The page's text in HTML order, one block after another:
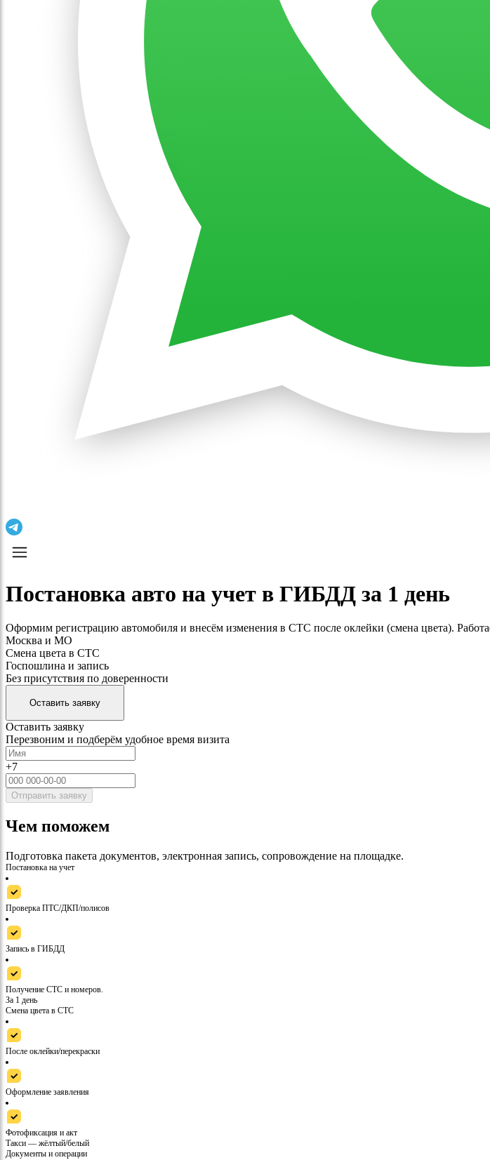
Постановка авто на учет в ГИБДД за 1 день
Оформим регистрацию автомобиля и внесём изменения в СТС после оклейки (смена цвета).
Москва и МО
Смена цвета в СТС
Госпошлина и запись
Без присутствия по доверенности
Оставить заявку
Оставить заявку
Перезвоним и подберём удобное время визита
+7
Отправить заявку
Чем поможем
Подготовка пакета документов, электронная запись, сопровождение на площадке.
Постановка на учет
Проверка ПТС/ДКП/полисов
Запись в ГИБДД
Получение СТС и номеров.
За 1 день
Смена цвета в СТС
После оклейки/перекраски
Оформление заявления
Фотофиксация и акт
Такси — жёлтый/белый
Документы и операции